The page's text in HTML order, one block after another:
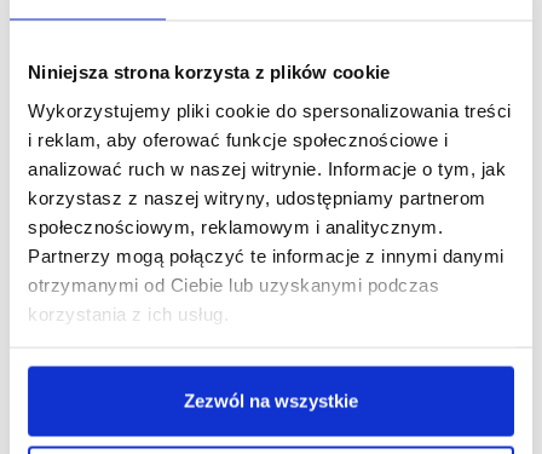
Niniejsza strona korzysta z plików cookie
Wykorzystujemy pliki cookie do spersonalizowania treści
i reklam, aby oferować funkcje społecznościowe i
analizować ruch w naszej witrynie. Informacje o tym, jak
korzystasz z naszej witryny, udostępniamy partnerom
społecznościowym, reklamowym i analitycznym.
Partnerzy mogą połączyć te informacje z innymi danymi
otrzymanymi od Ciebie lub uzyskanymi podczas
korzystania z ich usług.
Zezwól na wszystkie
Ile trwają studia?
Czas trwania: 4 semestry
Zjazdy
piątek - sobota/ 2 razy w miesiącu, łącznie 650 godzin
dydaktycznych, w tym 150 godzin praktyk.
Jak zapisać się na studia
podyplomowe?
dziekanat IPJ.